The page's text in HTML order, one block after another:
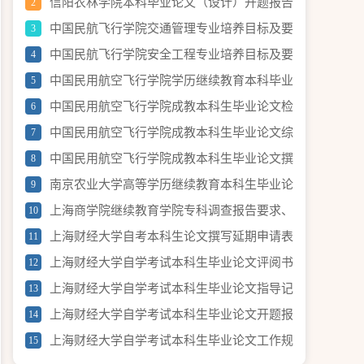
2
3
中国民航飞行学院交通管理专业培养目标及要
求（节选）
4
中国民航飞行学院安全工程专业培养目标及要
求
5
中国民用航空飞行学院学历继续教育本科毕业
论文（设计）使用 AI 工具的规定（试行）
6
中国民用航空飞行学院成教本科生毕业论文检
测要求
7
中国民用航空飞行学院成教本科生毕业论文综
合成绩评定办法
8
中国民用航空飞行学院成教本科生毕业论文撰
写和答辩流程
9
南京农业大学高等学历继续教育本科生毕业论
文(设计) 中期检查表
10
上海商学院继续教育学院专科调查报告要求、
进度安排及评分标准
11 上海财经大学自考本科生论文撰写延期申请表
12 上海财经大学自学考试本科生毕业论文评阅书
13
上海财经大学自学考试本科生毕业论文指导记
录
14
上海财经大学自学考试本科生毕业论文开题报
告表
15
上海财经大学自学考试本科生毕业论文工作规